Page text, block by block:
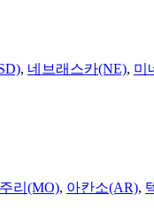
, 네브래스카(NE), 미
리(MO), 아칸소(AR),